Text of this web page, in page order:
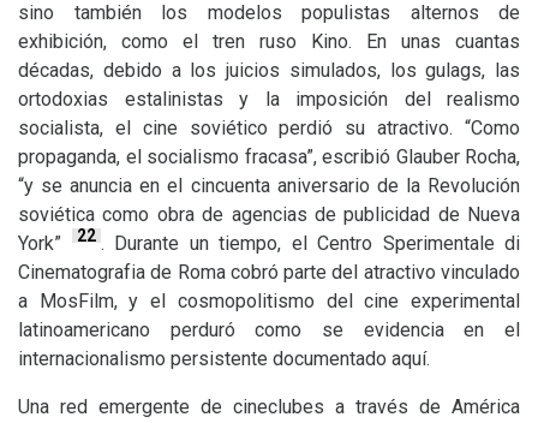
sino también los modelos populistas alternos de
exhibición, como el tren ruso Kino. En unas cuantas
décadas, debido a los juicios simulados, los gulags, las
ortodoxias estalinistas y la imposición del realismo
socialista, el cine soviético perdió su atractivo. “Como
propaganda, el socialismo fracasa”, escribió Glauber Rocha,
“y se anuncia en el cincuenta aniversario de la Revolución
soviética como obra de agencias de publicidad de Nueva
York”
22 . Durante un tiempo, el Centro Sperimentale di
Cinematografia de Roma cobró parte del atractivo vinculado
a MosFilm, y el cosmopolitismo del cine experimental
latinoamericano perduró como se evidencia en el
internacionalismo persistente documentado aquí.
Una red emergente de cineclubes a través de América